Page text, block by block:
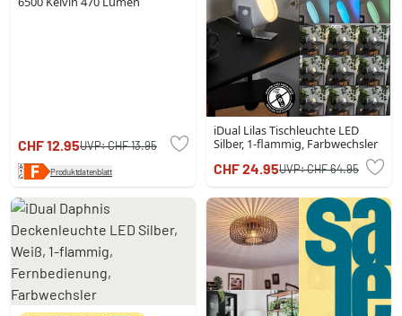
CHF 12.95UVP:CHF 13.95
Produktdatenblatt
iDual Lilas Tischleuchte LED
Silber, 1-flammig, Farbwechsler
CHF 24.95UVP:CHF 64.95